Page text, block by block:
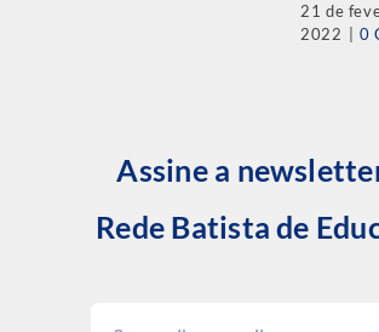
21 de
2022
0
Assine a
Rede Batista de